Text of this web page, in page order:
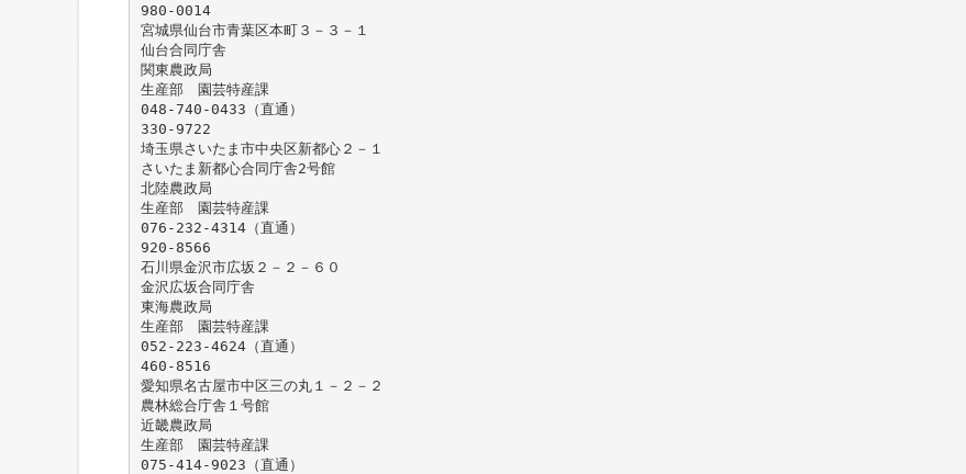
980-0014
宮城県仙台市青葉区本町３－３－１
仙台合同庁舎
関東農政局
生産部 園芸特産課
048-740-0433（直通）
330-9722
埼玉県さいたま市中央区新都心２－１
さいたま新都心合同庁舎2号館
北陸農政局
生産部 園芸特産課
076-232-4314（直通）
920-8566
石川県金沢市広坂２－２－６０
金沢広坂合同庁舎
東海農政局
生産部 園芸特産課
052-223-4624（直通）
460-8516
愛知県名古屋市中区三の丸１－２－２
農林総合庁舎１号館
近畿農政局
生産部 園芸特産課
075-414-9023（直通）